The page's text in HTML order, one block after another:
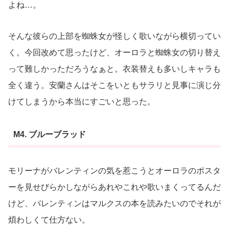
よね…。
そんな彼らの上部を蜘蛛女が怪しく歌いながら横切ってい
く。今回改めて思ったけど、オーロラと蜘蛛女の切り替え
って難しかっただろうなぁと。衣装替えも多いしキャラも
全く違う。安蘭さんはそこをいともサラリと見事に演じ分
けてしまうから本当にすごいと思った。
M4. ブルーブラッド
モリーナがバレンティンの気を惹こうとオーロラのポスタ
ーを見せびらかしながらあれやこれや歌いまくってるんだ
けど、バレンティンはマルクスの本を読みたいのでそれが
煩わしくて仕方ない。